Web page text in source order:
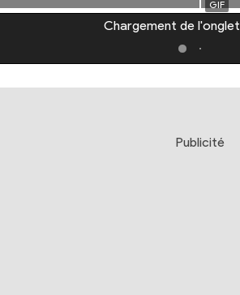
Chargement de l'onglet
Publicité